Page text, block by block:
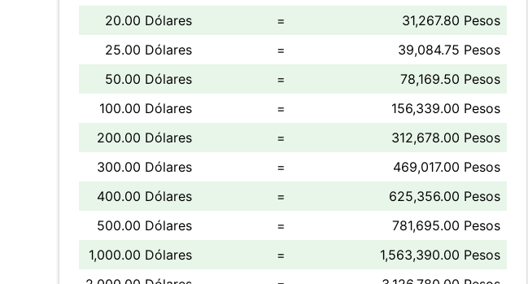
20.00 Dólares
=
31,267.80 Pesos
25.00 Dólares
=
39,084.75 Pesos
50.00 Dólares
=
78,169.50 Pesos
100.00 Dólares
=
156,339.00 Pesos
200.00 Dólares
=
312,678.00 Pesos
300.00 Dólares
=
469,017.00 Pesos
400.00 Dólares
=
625,356.00 Pesos
500.00 Dólares
=
781,695.00 Pesos
1,000.00 Dólares
=
1,563,390.00 Pesos